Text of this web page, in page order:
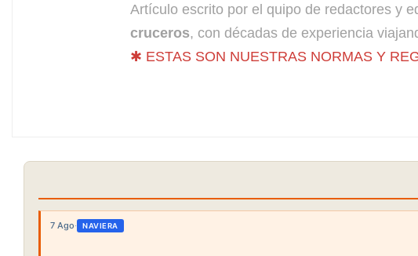
Artículo escrito por el quipo de redactores y
cruceros, con décadas de experiencia
✱ ESTAS SON NUESTRAS NORMAS Y
7 Ago· NAVIERA